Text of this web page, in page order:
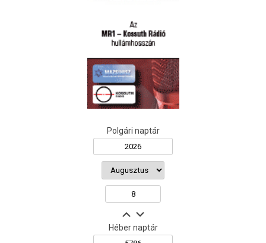
Polgári naptár
Héber naptár